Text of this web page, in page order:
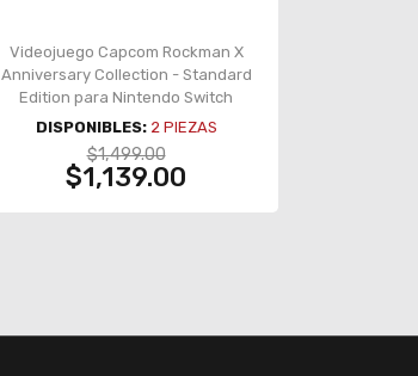
Videojuego Capcom Rockman X
Anniversary Collection - Standard
Edition para Nintendo Switch
DISPONIBLES: 2PIEZAS
$1,499.00
$1,139.00